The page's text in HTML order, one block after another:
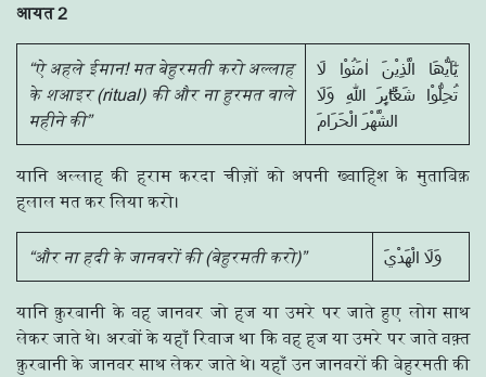
आयत 2
“ऐ अहले ईमान! मत बेहुरमती करो अल्लाह
के शआइर (ritual) की और ना हुरमत वाले
महीने की”
يٰٓاَيُّھَا الَّذِيْنَ اٰمَنُوْا لَا
تُحِلُّوْا شَعَاۗىِٕرَ اللّٰهِ وَلَا
الشَّهْرَ الْحَرَامَ
यानि अल्लाह की हराम करदा चीज़ों को अपनी ख्वाहिश के मुताबिक़
हलाल मत कर लिया करो।
“और ना हदी के जानवरों की (बेहुरमती करो)” وَلَا الْهَدْيَ
यानि क़ुरबानी के वह जानवर जो हज या उमरे पर जाते हुए लोग साथ
लेकर जाते थे। अरबों के यहाँ रिवाज था कि वह हज या उमरे पर जाते वक़्त
क़ुरबानी के जानवर साथ लेकर जाते थे। यहाँ उन जानवरों की बेहुरमती की